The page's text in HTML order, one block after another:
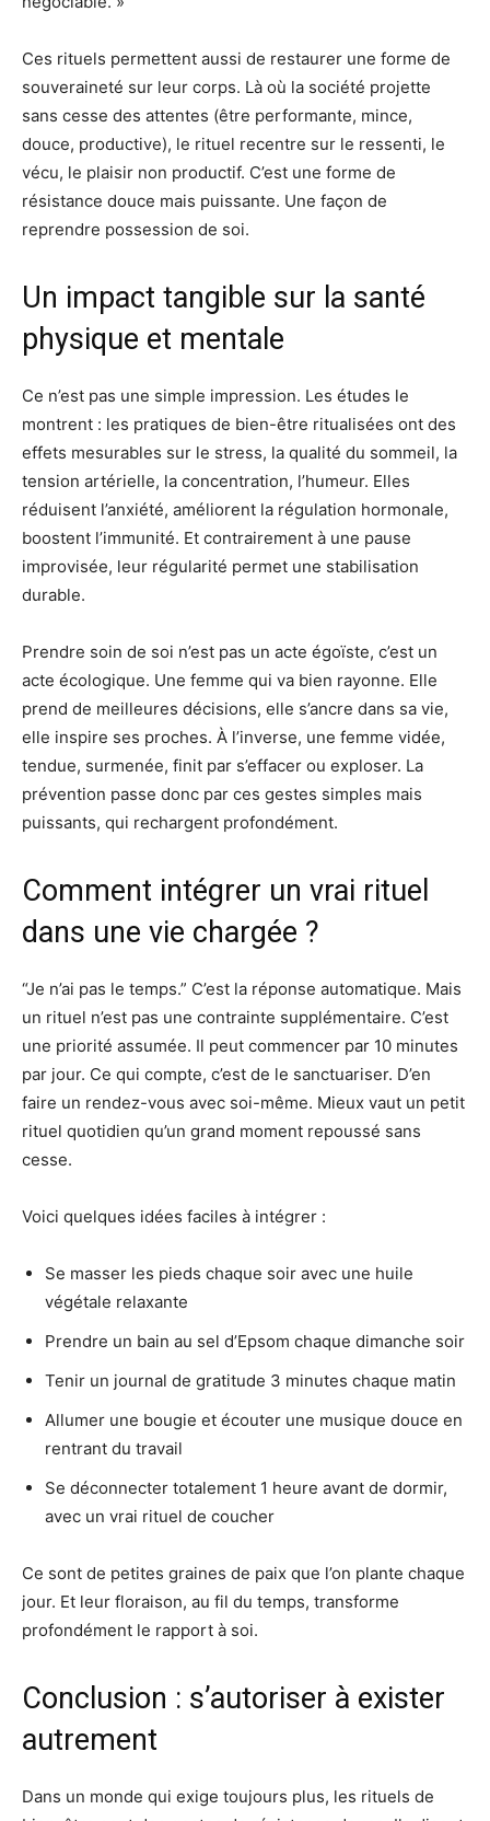
Ces rituels permettent aussi de restaurer une forme de
souveraineté sur leur corps. Là où la société projette
sans cesse des attentes (être performante, mince,
douce, productive), le rituel recentre sur le ressenti, le
vécu, le plaisir non productif. C’est une forme de
résistance douce mais puissante. Une façon de
reprendre possession de soi.
Un impact tangible sur la santé
physique et mentale
Ce n’est pas une simple impression. Les études le
montrent : les pratiques de bien-être ritualisées ont des
effets mesurables sur le stress, la qualité du sommeil, la
tension artérielle, la concentration, l’humeur. Elles
réduisent l’anxiété, améliorent la régulation hormonale,
boostent l’immunité. Et contrairement à une pause
improvisée, leur régularité permet une stabilisation
durable.
Prendre soin de soi n’est pas un acte égoïste, c’est un
acte écologique. Une femme qui va bien rayonne. Elle
prend de meilleures décisions, elle s’ancre dans sa vie,
elle inspire ses proches. À l’inverse, une femme vidée,
tendue, surmenée, finit par s’effacer ou exploser. La
prévention passe donc par ces gestes simples mais
puissants, qui rechargent profondément.
Comment intégrer un vrai rituel
dans une vie chargée ?
“Je n’ai pas le temps.” C’est la réponse automatique. Mais
un rituel n’est pas une contrainte supplémentaire. C’est
une priorité assumée. Il peut commencer par 10 minutes
par jour. Ce qui compte, c’est de le sanctuariser. D’en
faire un rendez-vous avec soi-même. Mieux vaut un petit
rituel quotidien qu’un grand moment repoussé sans
cesse.
Voici quelques idées faciles à intégrer :
Se masser les pieds chaque soir avec une huile
végétale relaxante
Prendre un bain au sel d’Epsom chaque dimanche soir
Tenir un journal de gratitude 3 minutes chaque matin
Allumer une bougie et écouter une musique douce en
rentrant du travail
Se déconnecter totalement 1 heure avant de dormir,
avec un vrai rituel de coucher
Ce sont de petites graines de paix que l’on plante chaque
jour. Et leur floraison, au fil du temps, transforme
profondément le rapport à soi.
Conclusion : s’autoriser à exister
autrement
Dans un monde qui exige toujours plus, les rituels de